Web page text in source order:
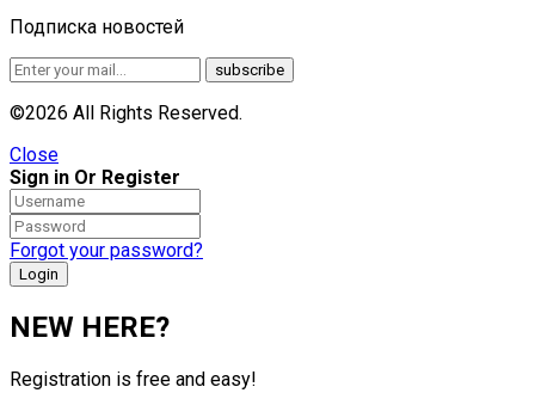
Подписка новостей
©2026 All Rights Reserved.
Close
Sign in Or Register
Forgot your password?
NEW HERE?
Registration is free and easy!